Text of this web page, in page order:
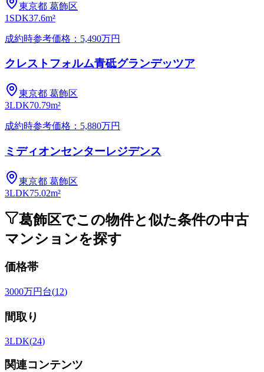
東京都 葛飾区
1SDK37.6m²
成約時参考価格：5,490万円
クレストフォルム青砥グランデッツア
東京都 葛飾区
3LDK70.79m²
成約時参考価格：5,880万円
ミディオンセンターレジデンス
東京都 葛飾区
3LDK75.02m²
葛飾区でこの物件と似た条件の中古
マンションを探す
価格帯
3000万円台(12)
間取り
3LDK(24)
関連コンテンツ